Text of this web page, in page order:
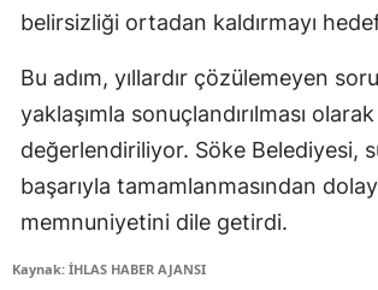
belirsizliği ortadan kaldırmayı
Bu adım, yıllardır çözülemeyen
yaklaşımla sonuçlandırılması olarak
değerlendiriliyor. Söke Belediyesi,
başarıyla tamamlanmasından
memnuniyetini dile getirdi.
Kaynak: İHLAS HABER AJANSI